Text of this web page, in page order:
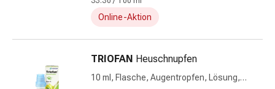
Gemmotherapie
Homöopathie
Online-Aktion
TRIOFAN Heuschnupfen
10 ml, Flasche, Augentropfen, Lösung,